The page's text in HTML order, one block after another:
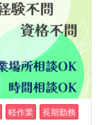
軽作業
長期勤務